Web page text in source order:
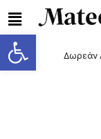
Ανοίξτε τη γραμμή
Δωρεάν